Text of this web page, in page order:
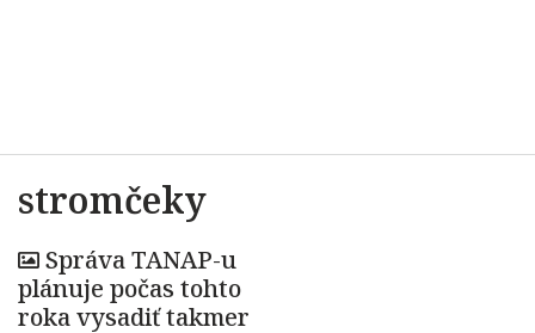
stromčeky
Správa TANAP-u
plánuje počas tohto
roka vysadiť takmer